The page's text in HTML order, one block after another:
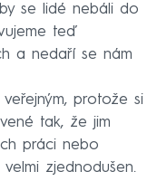
se lidé nebáli do
teď
a nedaří se nám
protože si
tak, že jim
práci nebo
zjednodušen.